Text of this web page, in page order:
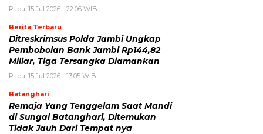
Rabu, 15 Jul 2026 - 22:06 WIB
Berita Terbaru
Ditreskrimsus Polda Jambi Ungkap
Pembobolan Bank Jambi Rp144,82
Miliar, Tiga Tersangka Diamankan
Rabu, 15 Jul 2026 - 13:05 WIB
Batanghari
Remaja Yang Tenggelam Saat Mandi
di Sungai Batanghari, Ditemukan
Tidak Jauh Dari Tempat nya